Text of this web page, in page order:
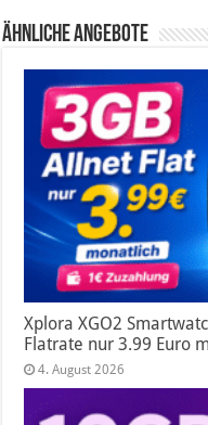
Ähnliche Angebote
Xplora XGO2
Flatrate nur 3.99 Euro
4. August 2026